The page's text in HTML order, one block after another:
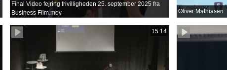
Final Video fejring frivilligheden 25. september 2025 fra
Business Film.mov
Oliver Mathiasen
15:14